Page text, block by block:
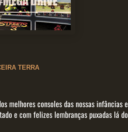
TERRA
melhores consoles das nossas infâncias e
e com felizes lembranças puxadas lá do